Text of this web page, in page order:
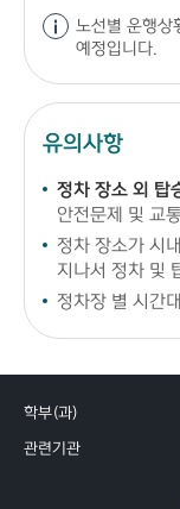
노선별 운행상
예정입니다.
유의사항
정차 장소 외 탑
안전문제 및 교
정차 장소가 시
지나서 정차 및
정차장 별 시간
학부(과)
관련기관